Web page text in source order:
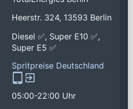
Heerstr. 324, 13593 Berlin
Diesel ✅, Super E10 ✅,
Super E5 ✅
Spritpreise Deutschland
05:00-22:00 Uhr